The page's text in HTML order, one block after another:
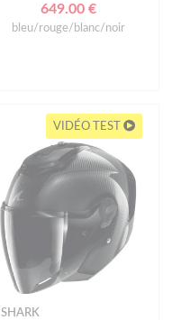
649.00 €
bleu/rouge/blanc/noir
VIDÉO TEST
SHARK